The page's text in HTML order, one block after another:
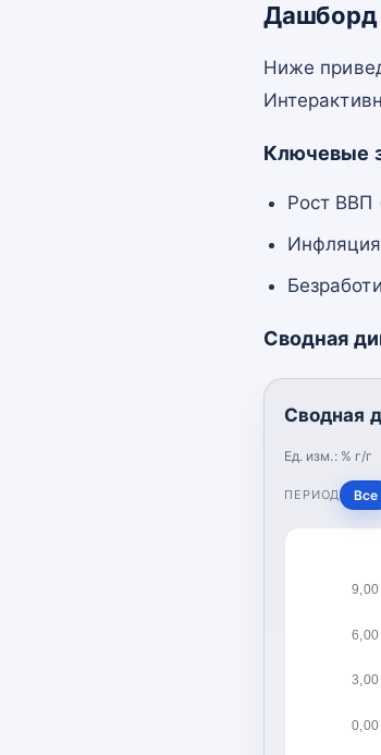
Дашборд
Ниже
Ключевые
Рост ВВП
Сводная
Сводная
Ед. изм.: % г/г
ПЕРИОД Все
0,00
3,00
6,00
9,00